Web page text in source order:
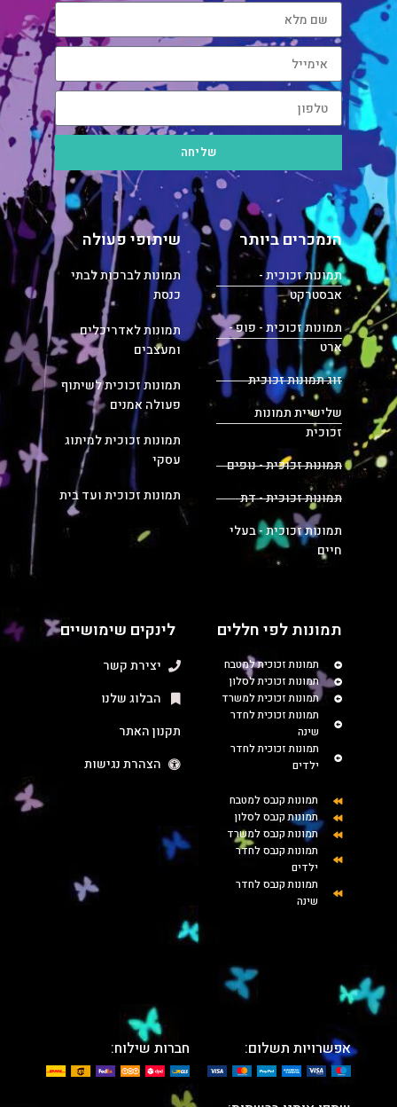
שליחה
הנמכרים ביותר
תמונות זכוכית -
אבסטרקט
תמונות זכוכית - פופ -
ארט
זוג תמונות זכוכית
שלישיית תמונות
זכוכית
תמונות זכוכית - נופים
תמונות זכוכית - דת
תמונות זכוכית - בעלי
חיים
שיתופי פעולה
תמונות לברכות לבתי
כנסת
תמונות לאדריכלים
ומעצבים
תמונות זכוכית לשיתוף
פעולה אמנים
תמונות זכוכית למיתוג
עסקי
תמונות זכוכית ועד בית
תמונות לפי חללים
תמונות זכוכית למטבח
תמונות זכוכית לסלון
תמונות זכוכית למשרד
תמונות זכוכית לחדר
שינה
תמונות זכוכית לחדר
ילדים
תמונות קנבס למטבח
תמונות קנבס לסלון
תמונות קנבס למשרד
תמונות קנבס לחדר
ילדים
תמונות קנבס לחדר
שינה
לינקים שימושיים
יצירת קשר
הבלוג שלנו
תקנון האתר
הצהרת נגישות
אפשרויות תשלום: חברות שילוח: